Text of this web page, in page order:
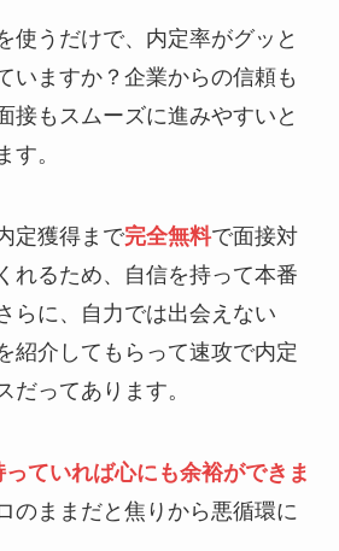
使うだけで、内定率がグッと
いますか？企業からの信頼も
接もスムーズに進みやすいと
す。
定獲得まで完全無料で面接対
れるため、自信を持って本番
らに、自力では出会えない
紹介してもらって速攻で内定
だってあります。
ていれば心にも余裕ができま
のままだと焦りから悪循環に